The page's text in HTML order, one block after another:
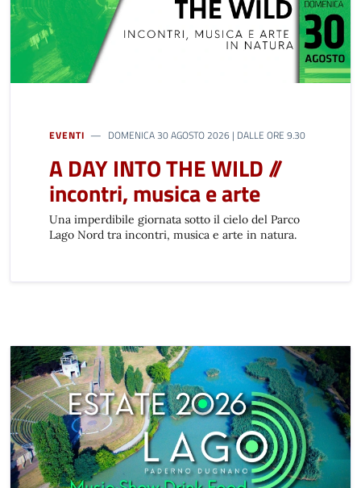
EVENTI DOMENICA 30 AGOSTO 2026 | DALLE ORE 9.30
A DAY INTO THE WILD //
incontri, musica e arte
Una imperdibile giornata sotto il cielo del Parco
Lago Nord tra incontri, musica e arte in natura.